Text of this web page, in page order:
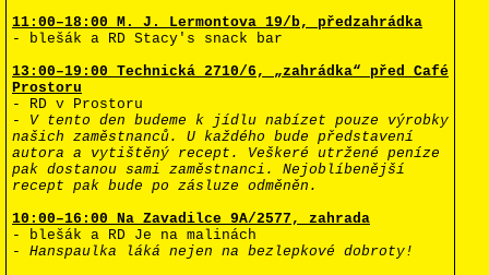
11:00–18:00 M. J. Lermontova 19/b, předzahrádka
- blešák a RD Stacy's snack bar
13:00–19:00 Technická 2710/6, „zahrádka“ před Café
Prostoru
- RD v Prostoru
- V tento den budeme k jídlu nabízet pouze výrobky
našich zaměstnanců. U každého bude představení
autora a vytištěný recept. Veškeré utržené peníze
pak dostanou sami zaměstnanci. Nejoblíbenější
recept pak bude po zásluze odměněn.
10:00–16:00 Na Zavadilce 9A/2577, zahrada
- blešák a RD Je na malinách
- Hanspaulka láká nejen na bezlepkové dobroty!